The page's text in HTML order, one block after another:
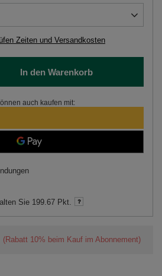
(Rabatt 10% beim Kauf im Abonnement)
Zeiten und Versandkosten
In den Warenkorb
auch kaufen mit:
Sie 199.67 Pkt.